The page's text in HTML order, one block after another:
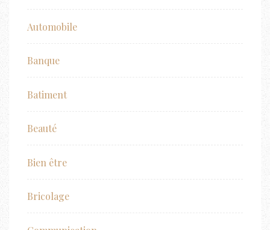
Automobile
Banque
Batiment
Beauté
Bien être
Bricolage